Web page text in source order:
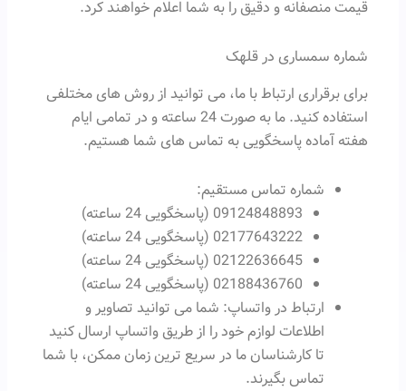
قیمت منصفانه و دقیق را به شما اعلام خواهند کرد.
شماره سمساری در قلهک
برای برقراری ارتباط با ما، می توانید از روش های مختلفی
استفاده کنید. ما به صورت 24 ساعته و در تمامی ایام
هفته آماده پاسخگویی به تماس های شما هستیم.
شماره تماس مستقیم:
09124848893 (پاسخگویی 24 ساعته)
02177643222 (پاسخگویی 24 ساعته)
02122636645 (پاسخگویی 24 ساعته)
02188436760 (پاسخگویی 24 ساعته)
ارتباط در واتساپ: شما می توانید تصاویر و
اطلاعات لوازم خود را از طریق واتساپ ارسال کنید
تا کارشناسان ما در سریع ترین زمان ممکن، با شما
تماس بگیرند.